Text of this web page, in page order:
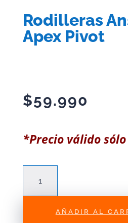
Rodilleras
Apex Pivot
$59.990
*Precio válido
Answer
AÑADIR AL